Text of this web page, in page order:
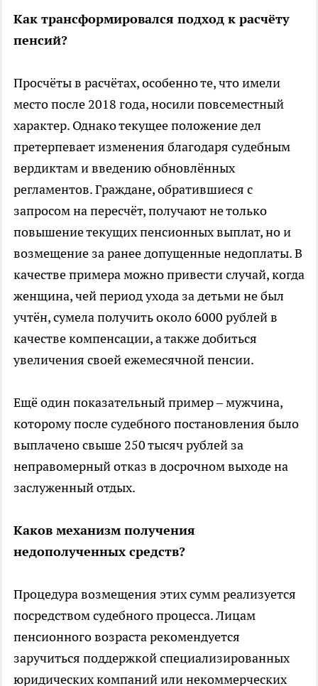
Как трансформировался подход к расчёту
пенсий?
Просчёты в расчётах, особенно те, что имели
место после 2018 года, носили повсеместный
характер. Однако текущее положение дел
претерпевает изменения благодаря судебным
вердиктам и введению обновлённых
регламентов. Граждане, обратившиеся с
запросом на пересчёт, получают не только
повышение текущих пенсионных выплат, но и
возмещение за ранее допущенные недоплаты. В
качестве примера можно привести случай, когда
женщина, чей период ухода за детьми не был
учтён, сумела получить около 6000 рублей в
качестве компенсации, а также добиться
увеличения своей ежемесячной пенсии.
Ещё один показательный пример – мужчина,
которому после судебного постановления было
выплачено свыше 250 тысяч рублей за
неправомерный отказ в досрочном выходе на
заслуженный отдых.
Каков механизм получения
недополученных средств?
Процедура возмещения этих сумм реализуется
посредством судебного процесса. Лицам
пенсионного возраста рекомендуется
заручиться поддержкой специализированных
юридических компаний или некоммерческих